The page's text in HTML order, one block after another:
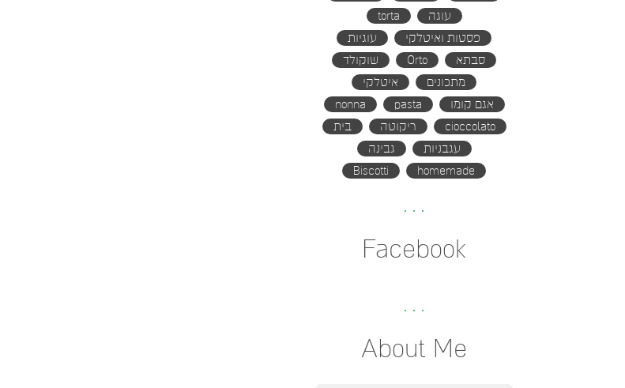
עוגה
torta
פסטות ואיטלקי
עוגיות
סבתא
Orto
שוקולד
מתכונים
איטלקי
אגם קומו
pasta
nonna
cioccolato
ריקוטה
בית
עגבניות
גבינה
homemade
Biscotti
Facebook
About Me